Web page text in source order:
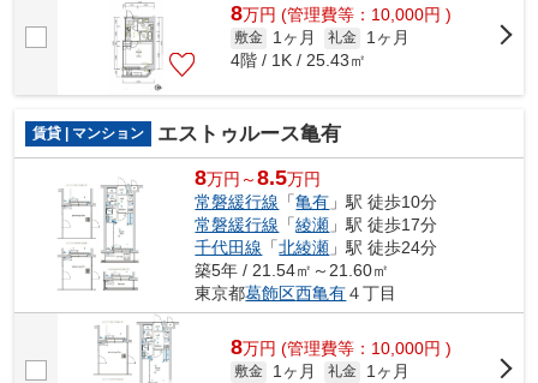
8万円 (管理費等：10,000円 )
敷金 1ヶ月 礼金
1ヶ月
4階 / 1K / 25.43㎡
賃貸 | マンション エストゥルース亀有
8万円～8.5万円
常磐緩行線 「亀有 」駅 徒歩10分
常磐緩行線 「綾瀬 」駅 徒歩17分
千代田線 「北綾瀬 」駅 徒歩24分
築5年 / 21.54㎡～21.60㎡
東京都葛飾区西亀有４丁目
8万円 (管理費等：10,000円 )
敷金 1ヶ月 礼金
1ヶ月